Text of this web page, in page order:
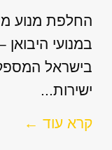
החלפת מנוע
במנועי היבואן
בישראל
ישירות...
קרא עוד ←